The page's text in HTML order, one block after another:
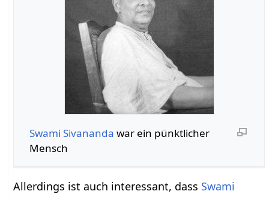
Swami Sivananda war ein pünktlicher
Mensch
Allerdings ist auch interessant, dass Swami